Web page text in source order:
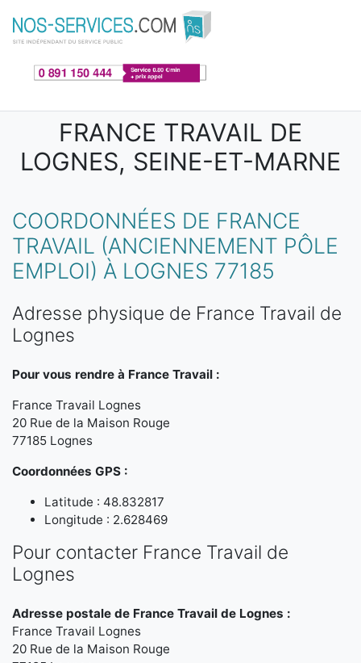
Aller au contenu principal
FRANCE TRAVAIL DE
LOGNES, SEINE-ET-MARNE
COORDONNÉES DE FRANCE
TRAVAIL (ANCIENNEMENT PÔLE
EMPLOI) À LOGNES 77185
Adresse physique de France Travail de
Lognes
Pour vous rendre à France Travail :
France Travail Lognes
20 Rue de la Maison Rouge
77185 Lognes
Coordonnées GPS :
Latitude : 48.832817
Longitude : 2.628469
Pour contacter France Travail de
Lognes
Adresse postale de France Travail de Lognes :
France Travail Lognes
20 Rue de la Maison Rouge